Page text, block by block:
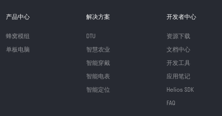
产品中心
蜂窝模组
单板电脑
解决方案
DTU
智慧农业
智能穿戴
智能电表
智能定位
开发者中心
资源下载
文档中心
开发工具
应用笔记
Helios SDK
FAQ